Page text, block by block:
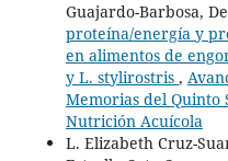
Guajardo-Barbosa,
proteína/energía y
en alimentos de
y L. stylirostris ,
Memorias del Quinto
Nutrición Acuícola
L. Elizabeth Cruz-